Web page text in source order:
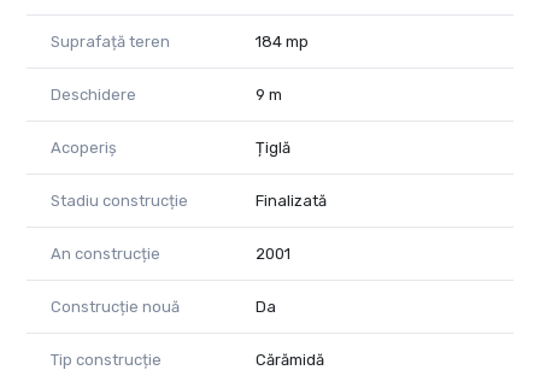
Suprafață teren 184 mp
Deschidere 9 m
Acoperiș Țiglă
Stadiu construcție Finalizată
An construcție 2001
Construcție nouă Da
Tip construcție Cărămidă